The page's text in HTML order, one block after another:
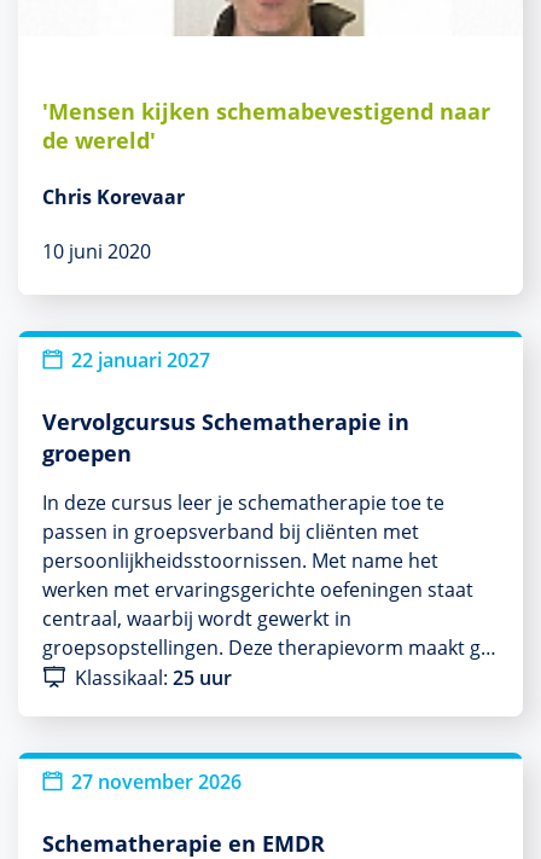
'Mensen kijken schemabevestigend naar
de wereld'
Chris Korevaar
10 juni 2020
22 januari 2027
Vervolgcursus Schematherapie in
groepen
In deze cursus leer je schematherapie toe te
passen in groepsverband bij cliënten met
persoonlijkheidsstoornissen. Met name het
werken met ervaringsgerichte oefeningen staat
centraal, waarbij wordt gewerkt in
groepsopstellingen. Deze therapievorm maakt g…
Klassikaal: 25 uur
27 november 2026
Schematherapie en EMDR